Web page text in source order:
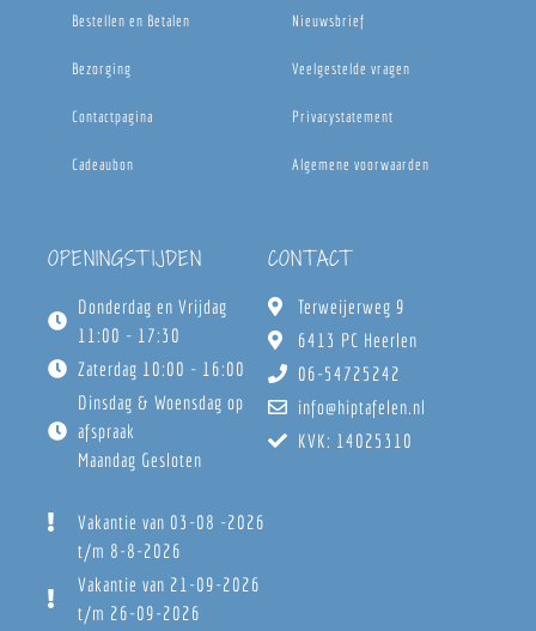
Bestellen en Betalen
Bezorging
Contactpagina
Cadeaubon
Nieuwsbrief
Veelgestelde vragen
Privacystatement
Algemene voorwaarden
OPENINGSTIJDEN
Donderdag en Vrijdag
11:00 - 17:30
Zaterdag 10:00 - 16:00
Dinsdag & Woensdag op
afspraak
Maandag Gesloten
Vakantie van 03-08 -2026
t/m 8-8-2026
Vakantie van 21-09-2026
t/m 26-09-2026
CONTACT
Terweijerweg 9
6413 PC Heerlen
06-54725242
info@hiptafelen.nl
KVK: 14025310